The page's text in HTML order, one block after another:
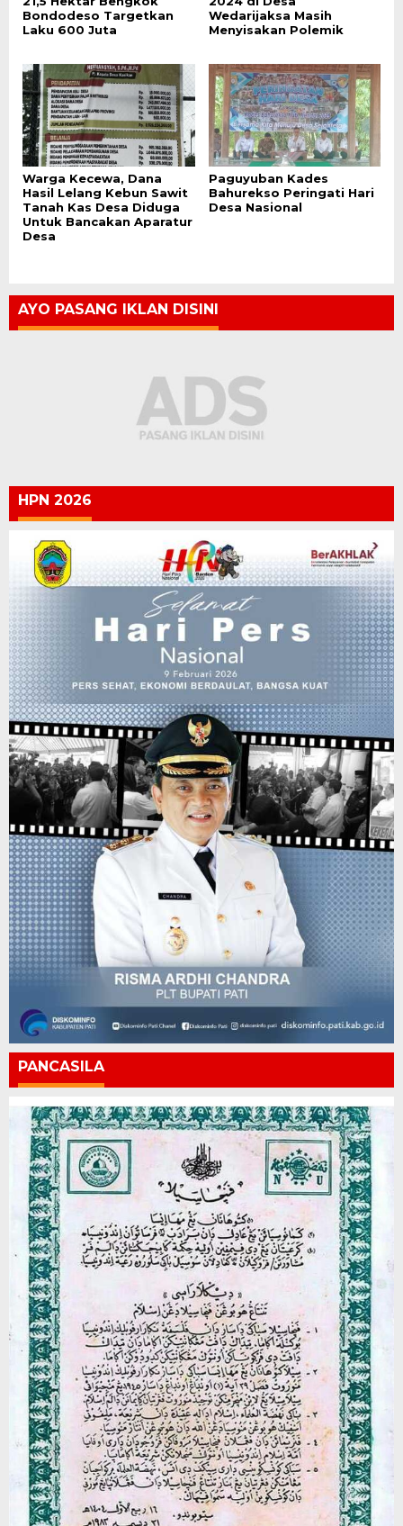
Bondodeso Targetkan
Laku 600 Juta
Wedarijaksa Masih
Menyisakan Polemik
Warga Kecewa, Dana
Hasil Lelang Kebun Sawit
Tanah Kas Desa Diduga
Untuk Bancakan Aparatur
Desa
Paguyuban Kades
Bahurekso Peringati Hari
Desa Nasional
AYO PASANG IKLAN DISINI
HPN 2026
PANCASILA